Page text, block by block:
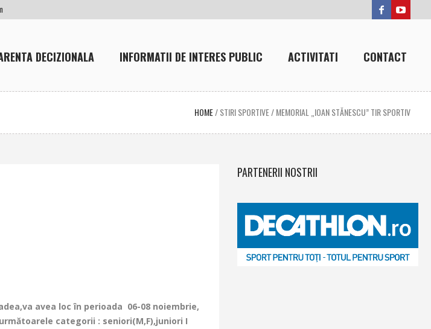
DECIZIONALA INFORMATII DE INTERES PUBLIC ACTIVITATI CONTACT
HOME/STIRI SPORTIVE/MEMORIAL „IOAN STĂNESCU” TIR SPORTIV
avea loc în perioada 06-08 noiembrie,
categorii : seniori(M,F),juniori I
PARTENERII NOSTRII